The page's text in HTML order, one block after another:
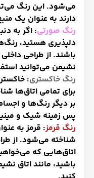
می‌شود. این رنگ
دارند به عنوان یک
رنگ صورتی: اگر به
دلپذیری هستید،
باشند. از طراحی
نشیمن می‌توانید
رنگ خاکستری:
برای تمامی اتاق‌ها
بر دیگر رنگ‌ها و
پس زمینه شیک و
رنگ قرمز: قرمز به
شناخته می‌شود. از
اتاق‌هایی که
باشید، مانند اتاق